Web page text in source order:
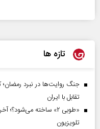
تازه ها
جنگ روایت‌ها در نبرد رمضان؛
تقابل با ایران
«طوبی ۲» ساخته
تلویزیون